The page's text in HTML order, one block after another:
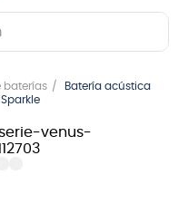
baterías
Batería acústica